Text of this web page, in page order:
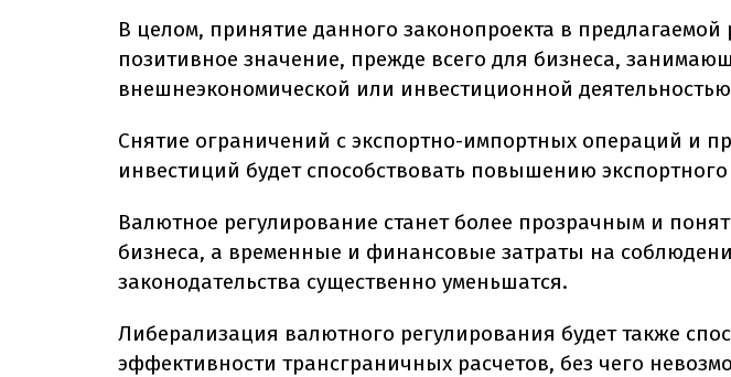
В целом, принятие данного законопроекта в предлагаемой
позитивное значение, прежде всего для бизнеса,
внешнеэкономической или инвестиционной
Снятие ограничений с экспортно-импортных операций и
инвестиций будет способствовать повышению
Валютное регулирование станет более прозрачным и
бизнеса, а временные и финансовые затраты на
законодательства существенно уменьшатся.
Либерализация валютного регулирования будет также
эффективности трансграничных расчетов, без чего